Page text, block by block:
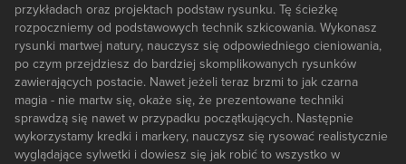
przykładach oraz projektach podstaw rysunku. Tę ścieżkę
rozpoczniemy od podstawowych technik szkicowania. Wykonasz
rysunki martwej natury, nauczysz się odpowiedniego cieniowania,
po czym przejdziesz do bardziej skomplikowanych rysunków
zawierających postacie. Nawet jeżeli teraz brzmi to jak czarna
magia - nie martw się, okaże się, że prezentowane techniki
sprawdzą się nawet w przypadku początkujących. Następnie
wykorzystamy kredki i markery, nauczysz się rysować realistycznie
wyglądające sylwetki i dowiesz się jak robić to wszystko w